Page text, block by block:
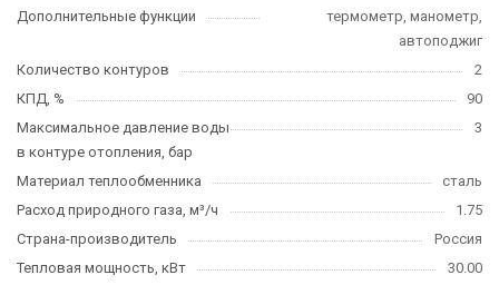
Дополнительные функции
термометр, манометр,
автоподжиг
Количество контуров
2
КПД, %
90
Максимальное давление воды
в контуре отопления, бар
3
Материал теплообменника
сталь
Расход природного газа, м³/ч
1.75
Страна-производитель
Россия
Тепловая мощность, кВт
30.00